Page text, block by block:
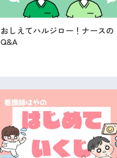
おしえてハルジロー！ナースの
Q&A